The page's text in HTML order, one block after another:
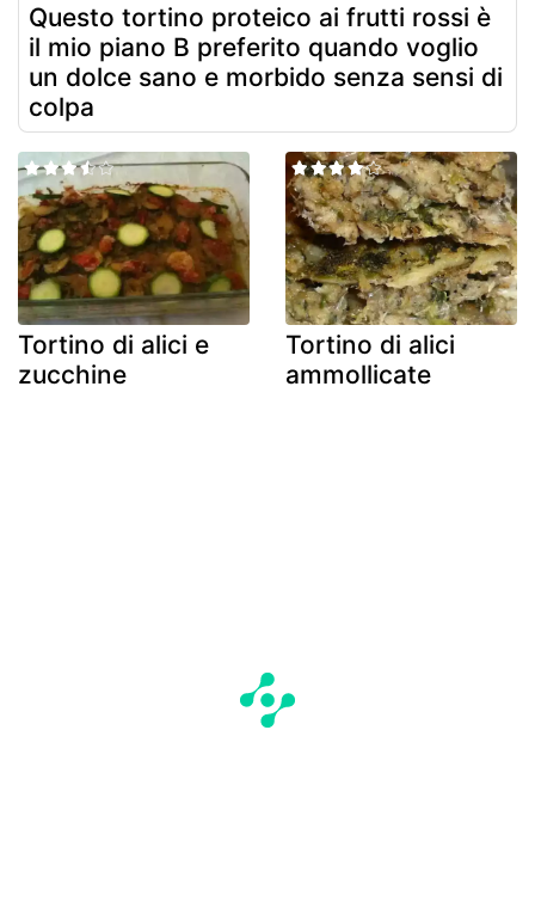
Questo tortino proteico ai frutti rossi è
il mio piano B preferito quando voglio
un dolce sano e morbido senza sensi di
colpa
Tortino di alici e
zucchine
Tortino di alici
ammollicate